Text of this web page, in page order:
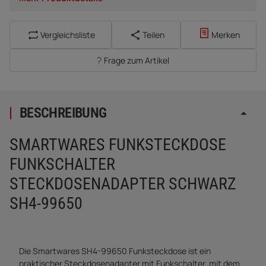
Vergleichsliste Teilen Merken
Frage zum Artikel
BESCHREIBUNG
SMARTWARES FUNKSTECKDOSE
FUNKSCHALTER
STECKDOSENADAPTER SCHWARZ
SH4-99650
Die Smartwares SH4-99650 Funksteckdose ist ein
praktischer Steckdosenadapter mit Funkschalter, mit dem